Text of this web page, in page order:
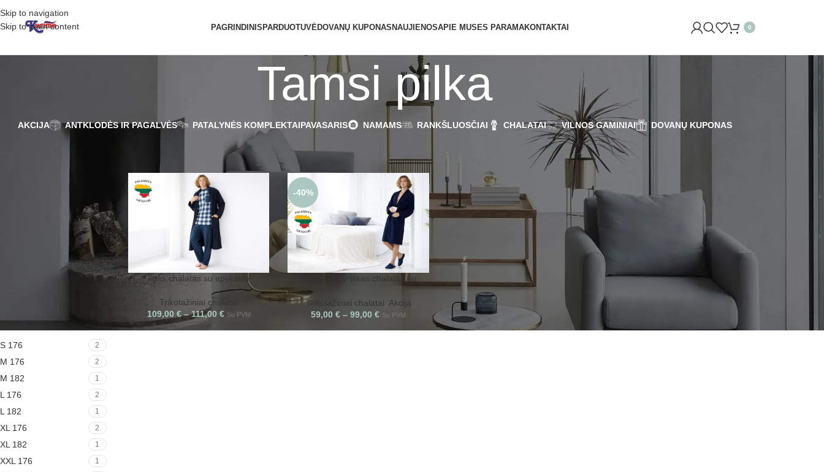
Skip to navigation
Skip to main content
PAGRINDINIS PARDUOTUVĖDOVANŲ KUPONAS NAUJIENOSAPIE MUS ES PARAMAKONTAKTAI 0
Tamsi pilka
AKCIJA ANTKLODĖS IR PAGALVĖS PATALYNĖS KOMPLEKTAIPAVASARIS NAMAMS RANKŠLUOSČIAI CHALATAI VILNOS GAMINIAI DOVANŲ KUPONAS
DYDIS
S 176 2
M 176 2
M 182 1
L 176 2
L 182 1
XL 176 2
XL 182 1
XXL 176 1
Produkto Spalva pagrindinė 12 18 24
Ilgas chalatas su apykakle
Trikotažiniai chalatai
109,00 € – 111,00 € Su PVM
-40%
Klasikinis vyriškas chalatas su
Trikotažiniai chalatai Akcija
59,00€ – 99,00€ Su PVM